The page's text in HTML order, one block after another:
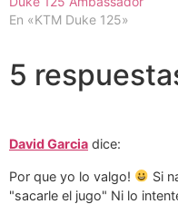
En «KTM Duke 125»
5
David Garcia dice:
Por que yo lo valgo!
Si
"sacarle el jugo" Ni lo